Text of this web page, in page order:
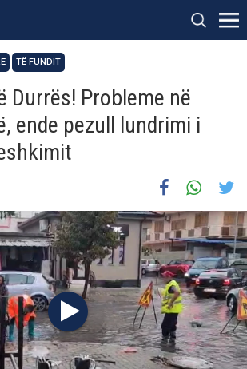
TË FUNDIT
Durrës! Probleme në
ende pezull lundrimi i